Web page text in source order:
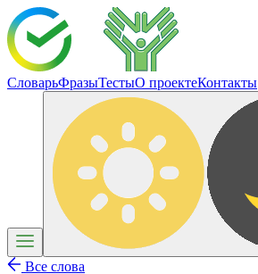
СловарьФразыТестыО проектеКонтакты
Все слова